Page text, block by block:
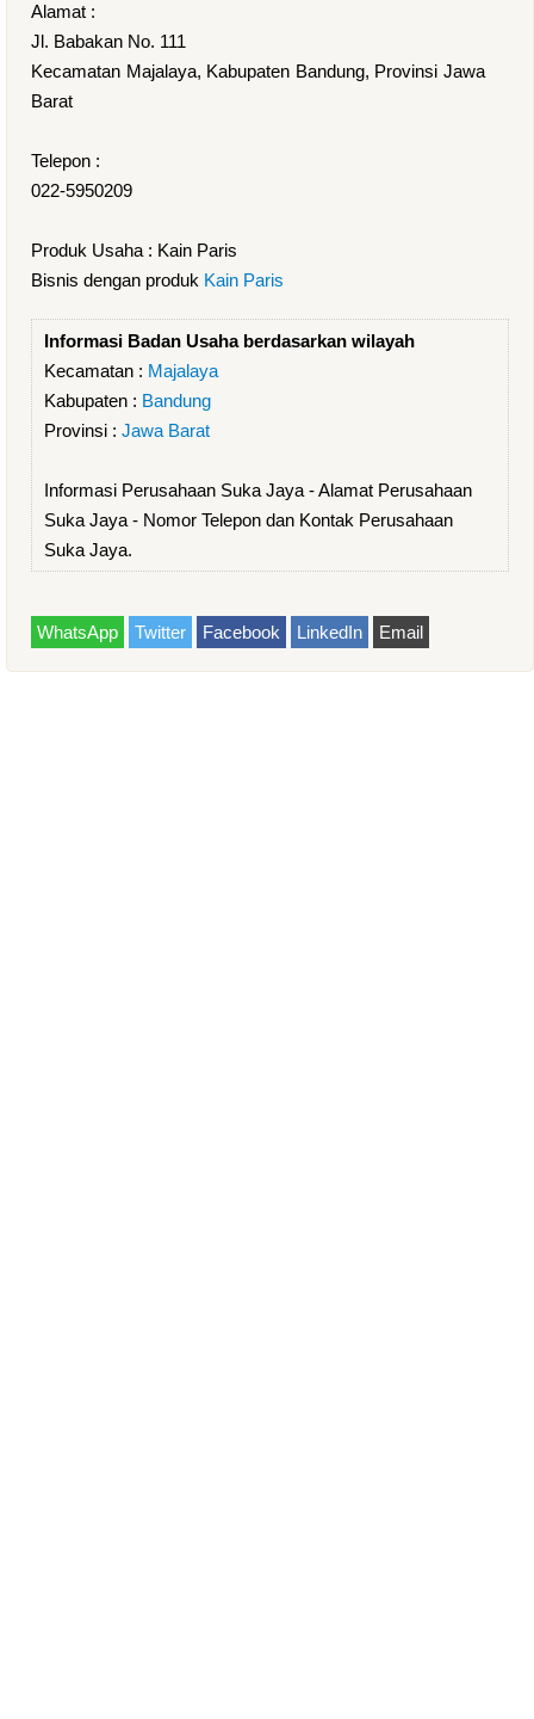
Alamat :
Jl. Babakan No. 111
Kecamatan Majalaya, Kabupaten Bandung, Provinsi Jawa
Barat
Telepon :
022-5950209
Produk Usaha : Kain Paris
Bisnis dengan produk Kain Paris
Informasi Badan Usaha berdasarkan wilayah
Kecamatan : Majalaya
Kabupaten : Bandung
Provinsi : Jawa Barat
Informasi Perusahaan Suka Jaya - Alamat Perusahaan
Suka Jaya - Nomor Telepon dan Kontak Perusahaan
Suka Jaya.
WhatsApp Twitter Facebook LinkedIn Email